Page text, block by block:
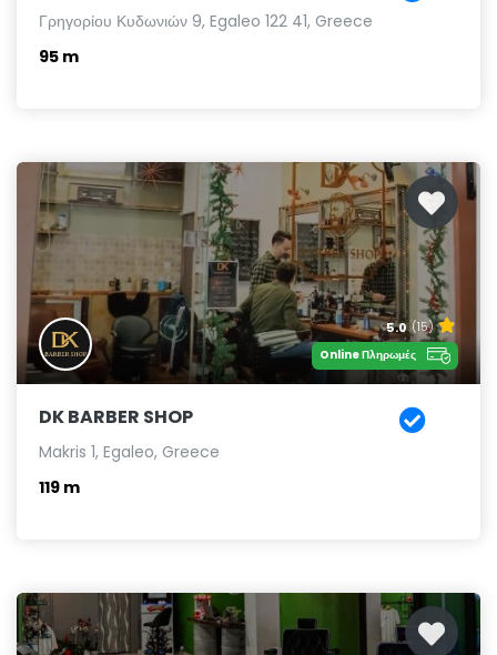
Γρηγορίου Κυδωνιών 9, Egaleo 122 41, Greece
95 m
5.0 (15)
Online Πληρωμές
DK BARBER SHOP
Makris 1, Egaleo, Greece
119 m